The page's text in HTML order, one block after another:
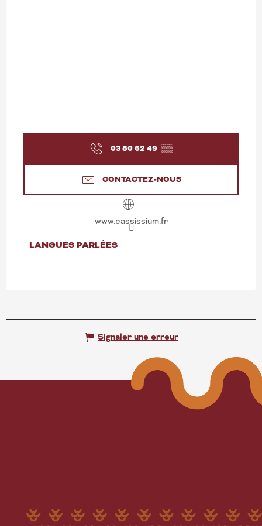
03 80 62 49 ▒▒
CONTACTEZ-NOUS
www.cassissium.fr
LANGUES PARLÉES
LANGUES PARLÉES
Signaler une erreur